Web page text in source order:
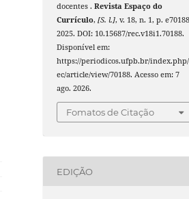
docentes .Revista Espaço do
Currículo,[S. l.], v. 18, n. 1, p.
2025. DOI: 10.15687/rec.v18i1.70188.
Disponível em:
https://periodicos.ufpb.br/
ec/article/view/70188. Acesso em: 7
ago. 2026.
Fomatos de Citação
EDIÇÃO